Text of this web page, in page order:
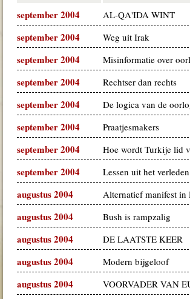
september 2004 AL-QA'IDA WINT
september 2004 Weg uit Irak
september 2004 Misinformatie over
september 2004 Rechtser dan rechts
september 2004 De logica van de
september 2004 Praatjesmakers
september 2004 Hoe wordt Turkije lid
september 2004 Lessen uit het
augustus 2004 Alternatief manifest in
augustus 2004 Bush is rampzalig
augustus 2004 DE LAATSTE KEER
augustus 2004 Modern bijgeloof
augustus 2004 VOORVADER VAN